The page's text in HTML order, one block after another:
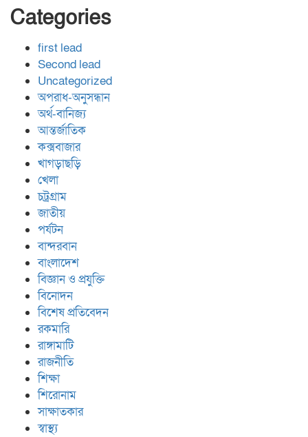
Categories
first lead
Second lead
Uncategorized
অপরাধ-অনুসন্ধান
অর্থ-বানিজ্য
আন্তর্জাতিক
কক্সবাজার
খাগড়াছড়ি
খেলা
চট্রগ্রাম
জাতীয়
পর্যটন
বান্দরবান
বাংলাদেশ
বিজ্ঞান ও প্রযুক্তি
বিনোদন
বিশেষ প্রতিবেদন
রকমারি
রাঙ্গামাটি
রাজনীতি
শিক্ষা
শিরোনাম
সাক্ষাতকার
স্বাস্থ্য